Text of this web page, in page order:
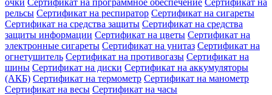
очки Сертификат на программное обеспечение Сертификат на
рельсы Сертификат на респиратор Сертификат на сигареты
Сертификат на средства защиты Сертификат на средства
защиты информации Сертификат на цветы Сертификат на
электронные сигареты Сертификат на унитаз Сертификат на
огнетушитель Сертификат на противогазы Сертификат на
шины Сертификат на диски Сертификат на аккумуляторы
(АКБ) Сертификат на термометр Сертификат на манометр
Сертификат на весы Сертификат на часы